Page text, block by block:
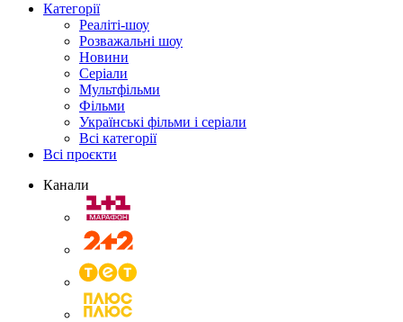
Категорії
Реаліті-шоу
Розважальні шоу
Новини
Серіали
Мультфільми
Фільми
Українські фільми і серіали
Всі категорії
Всі проєкти
Канали